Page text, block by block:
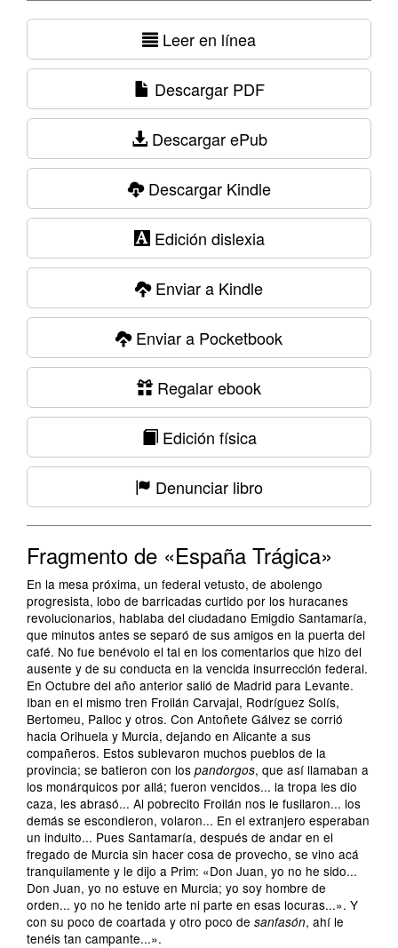
Leer en línea
Descargar PDF
Descargar ePub
Descargar Kindle
Edición dislexia
Enviar a Kindle
Enviar a Pocketbook
Regalar ebook
Edición física
Denunciar libro
Fragmento de «España Trágica»
En la mesa próxima, un federal vetusto, de abolengo
progresista, lobo de barricadas curtido por los huracanes
revolucionarios, hablaba del ciudadano Emigdio Santamaría,
que minutos antes se separó de sus amigos en la puerta del
café. No fue benévolo el tal en los comentarios que hizo del
ausente y de su conducta en la vencida insurrección federal.
En Octubre del año anterior salió de Madrid para Levante.
Iban en el mismo tren Froilán Carvajal, Rodríguez Solís,
Bertomeu, Palloc y otros. Con Antoñete Gálvez se corrió
hacia Orihuela y Murcia, dejando en Alicante a sus
compañeros. Estos sublevaron muchos pueblos de la
provincia; se batieron con los pandorgos, que así llamaban a
los monárquicos por allá; fueron vencidos... la tropa les dio
caza, les abrasó... Al pobrecito Froilán nos le fusilaron... los
demás se escondieron, volaron... En el extranjero esperaban
un indulto... Pues Santamaría, después de andar en el
fregado de Murcia sin hacer cosa de provecho, se vino acá
tranquilamente y le dijo a Prim: «Don Juan, yo no he sido...
Don Juan, yo no estuve en Murcia; yo soy hombre de
orden... yo no he tenido arte ni parte en esas locuras...». Y
con su poco de coartada y otro poco de sanfasón, ahí le
tenéis tan campante...».